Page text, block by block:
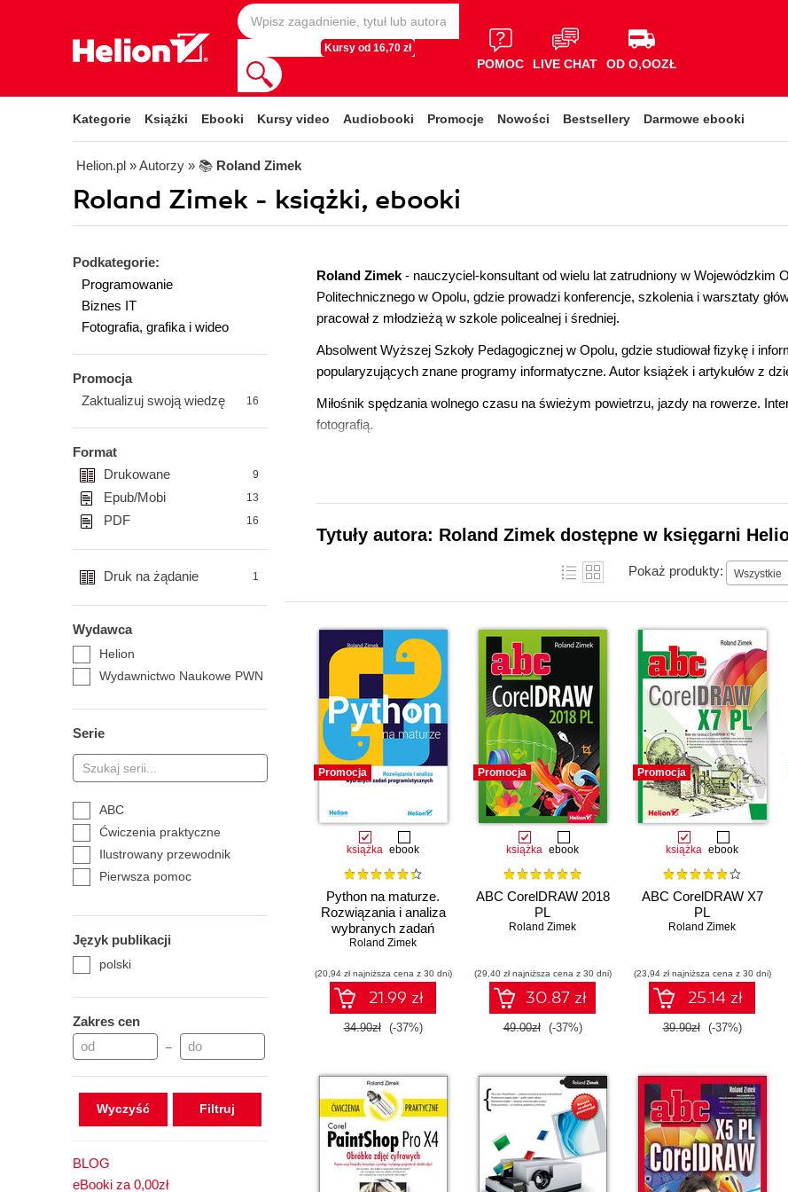
Kursy od 16,70 zł
POMOC LIVE CHAT OD O,OOZŁ
Kategorie Książki Ebooki Kursy video Audiobooki Promocje Nowości Bestsellery Darmowe ebooki
Helion.pl » Autorzy » 📚 Roland Zimek
Roland Zimek - książki, ebooki
Podkategorie:
Programowanie
Biznes IT
Fotografia, grafika i wideo
Promocja
Zaktualizuj swoją wiedzę
16
Format
Drukowane
9
Epub/Mobi 13
PDF 16
Druk na żądanie 1
Wydawca
Helion
Wydawnictwo Naukowe PWN
Serie
ABC
Ćwiczenia praktyczne
Ilustrowany przewodnik
Pierwsza pomoc
Język publikacji
polski
Zakres cen
–
Wyczyść
BLOG
eBooki za 0,00zł
Roland Zimek - nauczyciel-konsultant od wielu lat zatrudniony w Wojewódzkim
Politechnicznego w Opolu, gdzie prowadzi konferencje, szkolenia i warsztaty
pracował z młodzieżą w szkole policealnej i średniej.
Absolwent Wyższej Szkoły Pedagogicznej w Opolu, gdzie studiował fizykę i
popularyzujących znane programy informatyczne. Autor książek i artykułów z
Miłośnik spędzania wolnego czasu na świeżym powietrzu, jazdy na rowerze.
fotografią.
Tytuły autora: Roland Zimek dostępne w księgarni
Pokaż produkty: Wszystkie
Promocja
książka ebook
Python na maturze.
Rozwiązania i analiza
wybranych zadań
programistycznych
Roland Zimek
(20,94 zł najniższa cena z 30 dni)
21.99 zł
34.90zł (-37%)
Promocja
książka ebook
ABC CorelDRAW 2018
PL
Roland Zimek
(29,40 zł najniższa cena z 30 dni)
30.87 zł
49.00zł (-37%)
Promocja
książka ebook
ABC CorelDRAW X7
PL
Roland Zimek
(23,94 zł najniższa cena z 30 dni)
25.14 zł
39.90zł (-37%)